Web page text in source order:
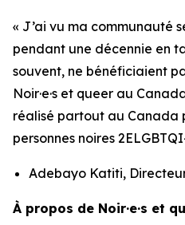
« J’ai vu ma communauté
pendant une décennie en
souvent, ne bénéficiaient
Noir·e·s et queer au
réalisé partout au Canada
personnes noires
Adebayo Katiti,
À propos de Noir·e·s et